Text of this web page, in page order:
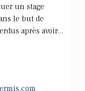
un stage
le but de
après avoir...